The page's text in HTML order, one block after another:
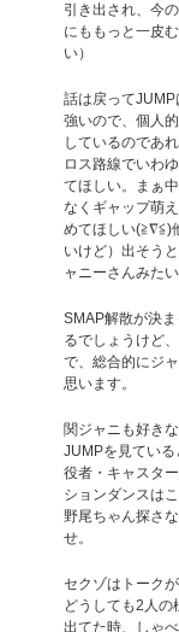
引き出され、今
にももっと一皮
い）
話は戻って
強いので、個人
しているのであ
ロス路線でいわ
てほしい。まぁ
なくギャップ萌
めてほしい(≧∇≦)
いけど）出そう
ャニーさんみた
SMAP解散が決
るでしょうけど
で、総合的にジ
思います。
関ジャニも好き
JUMPを見ている
役者・キャスタ
ションダンスは
野尾ちゃん探さ
せ。
セクゾはトーク
どうしても2人
出てた時、しゃ